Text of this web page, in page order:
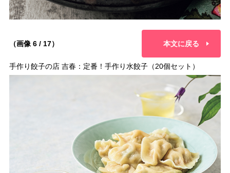
（画像 6 / 17） 本文に戻る
手作り餃子の店 吉春：定番！手作り水餃子（20個セット）